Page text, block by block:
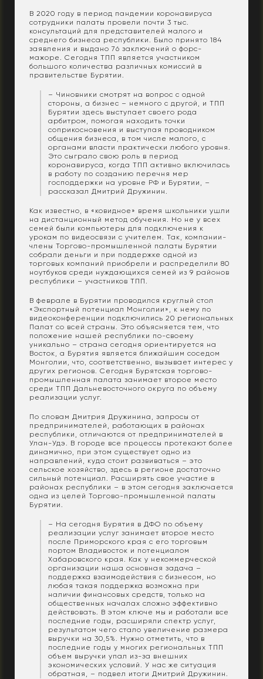
В 2020 году в период пандемии коронавируса
сотрудники палаты провели почти 3 тыс.
консультаций для представителей малого и
среднего бизнеса республики. Было принято 184
заявления и выдано 76 заключений о форс-
мажоре. Сегодня ТПП является участником
большого количества различных комиссий в
правительстве Бурятии.
– Чиновники смотрят на вопрос с одной
стороны, а бизнес – немного с другой, и ТПП
Бурятии здесь выступает своего рода
арбитром, помогая находить точки
соприкосновения и выступая проводником
общения бизнеса, в том числе малого, с
органами власти практически любого уровня.
Это сыграло свою роль в период
коронавируса, когда ТПП активно включилась
в работу по созданию перечня мер
господдержки на уровне РФ и Бурятии, –
рассказал Дмитрий Дружинин.
Как известно, в «ковидное» время школьники ушли
на дистанционный метод обучения. Но не у всех
семей были компьютеры для подключения к
урокам по видеосвязи с учителем. Так, компании-
члены Торгово-промышленной палаты Бурятии
собрали деньги и при поддержке одной из
торговых компаний приобрели и распределили 80
ноутбуков среди нуждающихся семей из 9 районов
республики – участников ТПП.
В феврале в Бурятии проводился круглый стол
«Экспортный потенциал Монголии», к нему по
видеоконференции подключились 20 региональных
Палат со всей страны. Это объясняется тем, что
положение нашей республики по-своему
уникально – страна сегодня ориентируется на
Восток, а Бурятия является ближайшим соседом
Монголии, что, соответственно, вызывает интерес у
других регионов. Сегодня Бурятская торгово-
промышленная палата занимает второе место
среди ТПП Дальневосточного округа по объему
реализации услуг.
По словам Дмитрия Дружинина, запросы от
предпринимателей, работающих в районах
республики, отличаются от предпринимателей в
Улан-Удэ. В городе все процессы протекают более
динамично, при этом существует одно из
направлений, куда стоит развиваться – это
сельское хозяйство, здесь в регионе достаточно
сильный потенциал. Расширять свое участие в
районах республики – в этом сегодня заключается
одна из целей Торгово-промышленной палаты
Бурятии.
– На сегодня Бурятия в ДФО по объему
реализации услуг занимает второе место
после Приморского края с его торговым
портом Владивосток и потенциалом
Хабаровского края. Как у некоммерческой
организации наша основная задача –
поддержка взаимодействия с бизнесом, но
любая такая поддержка возможна при
наличии финансовых средств, только на
общественных началах сложно эффективно
действовать. В этом ключе мы и работали все
последние годы, расширяли спектр услуг,
результатом чего стало увеличение размера
выручки на 30,5%. Нужно отметить, что в
последние годы у многих региональных ТПП
объем выручки упал из-за внешних
экономических условий. У нас же ситуация
обратная, – подвел итоги Дмитрий Дружинин.